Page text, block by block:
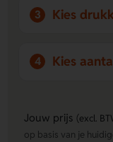
3 Kies
4 Kies
Jouw prijs (excl.
op basis van je